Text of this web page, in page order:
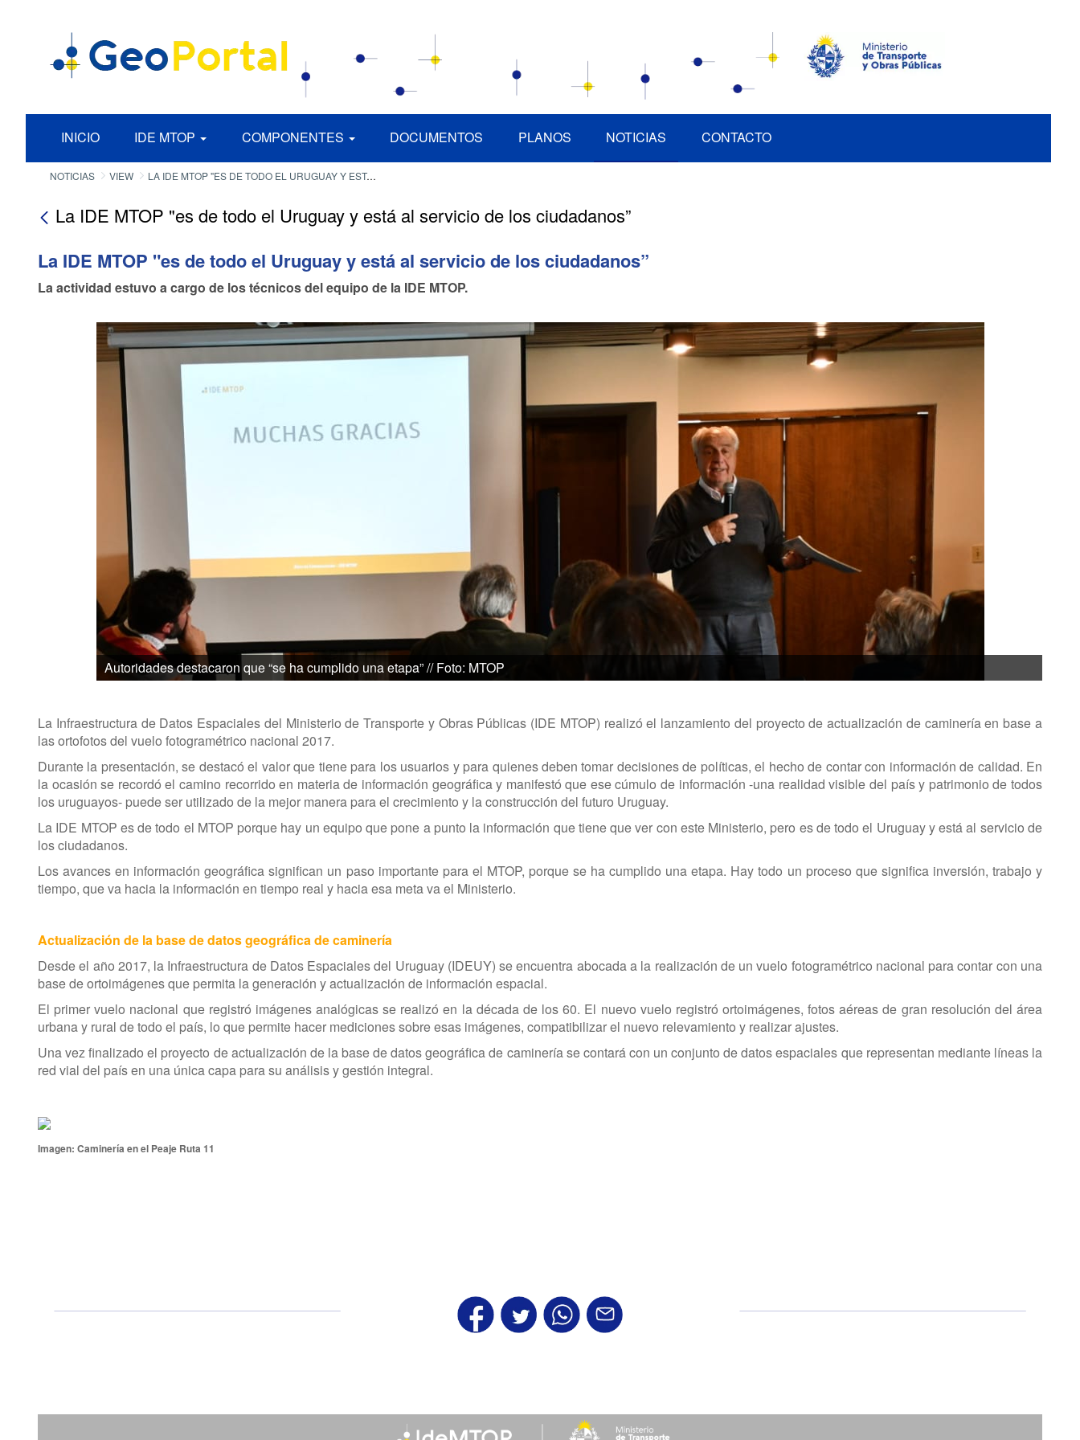
INICIO IDE MTOP COMPONENTES DOCUMENTOS PLANOS NOTICIAS CONTACTO
NOTICIAS VIEW LA IDE MTOP "ES DE TODO EL URUGUAY Y ESTÁ AL SERVICIO DE LOS CIUDADANOS”
La IDE MTOP "es de todo el Uruguay y está al servicio de los ciudadanos”
La IDE MTOP "es de todo el Uruguay y está al servicio de los ciudadanos”
La actividad estuvo a cargo de los técnicos del equipo de la IDE MTOP.
Autoridades destacaron que “se ha cumplido una etapa” // Foto: MTOP
La Infraestructura de Datos Espaciales del Ministerio de Transporte y Obras Públicas (IDE MTOP) realizó el lanzamiento del proyecto de actualización de caminería en base a
las ortofotos del vuelo fotogramétrico nacional 2017.
Durante la presentación, se destacó el valor que tiene para los usuarios y para quienes deben tomar decisiones de políticas, el hecho de contar con información de calidad. En
la ocasión se recordó el camino recorrido en materia de información geográfica y manifestó que ese cúmulo de información -una realidad visible del país y patrimonio de todos
los uruguayos- puede ser utilizado de la mejor manera para el crecimiento y la construcción del futuro Uruguay.
La IDE MTOP es de todo el MTOP porque hay un equipo que pone a punto la información que tiene que ver con este Ministerio, pero es de todo el Uruguay y está al servicio de
los ciudadanos.
Los avances en información geográfica significan un paso importante para el MTOP, porque se ha cumplido una etapa. Hay todo un proceso que significa inversión, trabajo y
tiempo, que va hacia la información en tiempo real y hacia esa meta va el Ministerio.
Actualización de la base de datos geográfica de caminería
Desde el año 2017, la Infraestructura de Datos Espaciales del Uruguay (IDEUY) se encuentra abocada a la realización de un vuelo fotogramétrico nacional para contar con una
base de ortoimágenes que permita la generación y actualización de información espacial.
El primer vuelo nacional que registró imágenes analógicas se realizó en la década de los 60. El nuevo vuelo registró ortoimágenes, fotos aéreas de gran resolución del área
urbana y rural de todo el país, lo que permite hacer mediciones sobre esas imágenes, compatibilizar el nuevo relevamiento y realizar ajustes.
Una vez finalizado el proyecto de actualización de la base de datos geográfica de caminería se contará con un conjunto de datos espaciales que representan mediante líneas la
red vial del país en una única capa para su análisis y gestión integral.
Imagen: Caminería en el Peaje Ruta 11